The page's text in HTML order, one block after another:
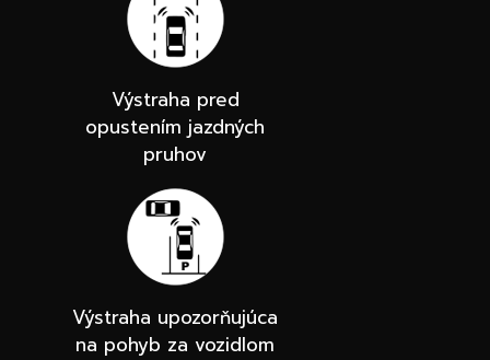
Výstraha pred
opustením jazdných
pruhov
Výstraha upozorňujúca
na pohyb za vozidlom